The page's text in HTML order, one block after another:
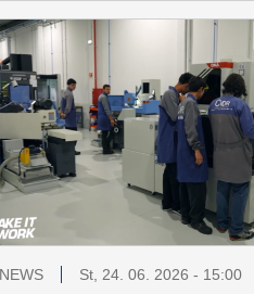
NEWS St, 24. 06. 2026 - 15:00